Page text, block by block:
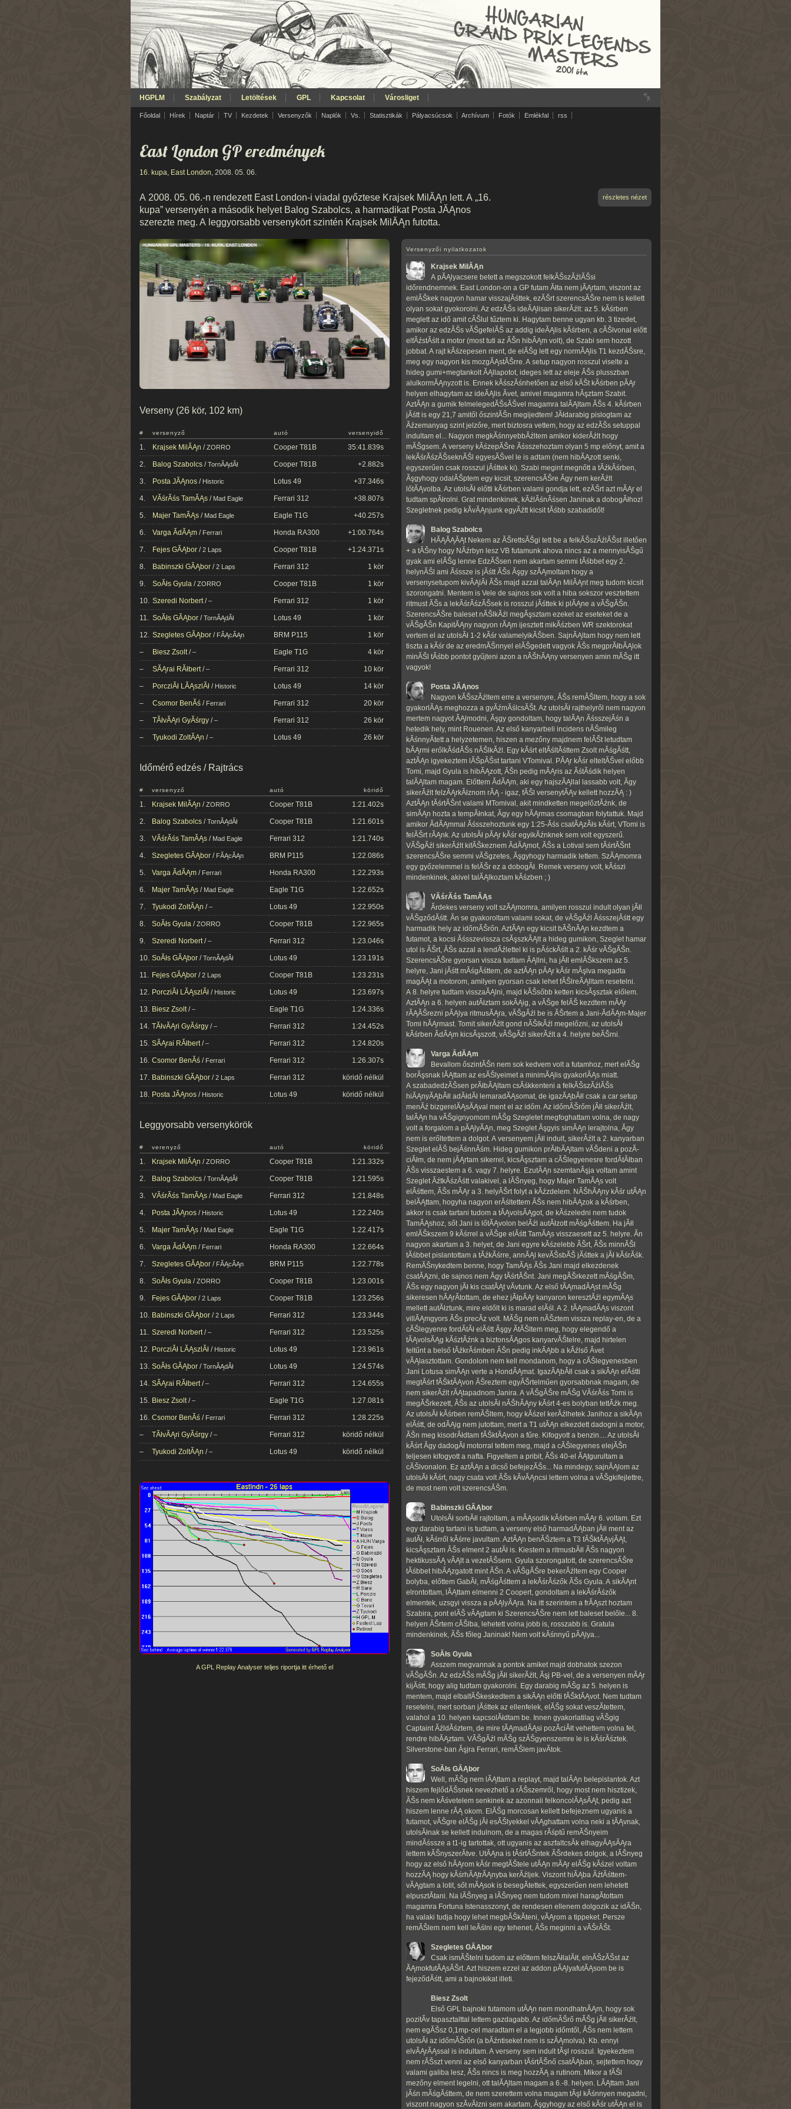
HGPLM Szabályzat Letöltések GPL Kapcsolat Városliget
Főoldal Hírek Naptár TV Kezdetek Versenyzők Naplók Vs. Statisztikák Pályacsúcsok Archívum Fotók Emlékfal rss
East London GP eredmények
16. kupa, East London, 2008. 05. 06.
részletes nézet
A 2008. 05. 06.-n rendezett East London-i viadal győztese Krajsek MilĂĄn lett. A „16.
kupa” versenyén a második helyet Balog Szabolcs, a harmadikat Posta JĂĄnos
szerezte meg. A leggyorsabb versenykört szintén Krajsek MilĂĄn futotta.
Verseny (26 kör, 102 km)
# versenyző autó versenyidő
1. Krajsek MilĂĄn /ZORRO Cooper T81B 35:41.839s
2. Balog Szabolcs /TornĂĄdĂł Cooper T81B +2.882s
3. Posta JĂĄnos / Historic Lotus 49 +37.346s
4. VĂśrĂśs TamĂĄs / Mad Eagle Ferrari 312 +38.807s
5. Majer TamĂĄs / Mad Eagle Eagle T1G +40.257s
6. Varga ĂdĂĄm / Ferrari Honda RA300 +1:00.764s
7. Fejes GĂĄbor /2 Laps Cooper T81B +1:24.371s
8. Babinszki GĂĄbor /2 Laps Ferrari 312 1 kör
9. SoĂłs Gyula /ZORRO Cooper T81B 1 kör
10. Szeredi Norbert/– Ferrari 312 1 kör
11. SoĂłs GĂĄbor /TornĂĄdĂł Lotus 49 1 kör
12. Szegletes GĂĄbor / FĂĄcĂĄn BRM P115 1 kör
– Biesz Zsolt/– Eagle T1G 4 kör
– SĂĄrai RĂłbert/– Ferrari 312 10 kör
– PorcziĂł LĂĄszlĂł / Historic Lotus 49 14 kör
– Csomor BenĂś / Ferrari Ferrari 312 20 kör
– TĂłvĂĄri GyĂśrgy /– Ferrari 312 26 kör
– Tyukodi ZoltĂĄn /– Lotus 49 26 kör
Időmérő edzés / Rajtrács
# versenyző autó köridő
1. Krajsek MilĂĄn /ZORRO Cooper T81B 1:21.402s
2. Balog Szabolcs /TornĂĄdĂł Cooper T81B 1:21.601s
3. VĂśrĂśs TamĂĄs / Mad Eagle Ferrari 312 1:21.740s
4. Szegletes GĂĄbor / FĂĄcĂĄn BRM P115 1:22.086s
5. Varga ĂdĂĄm / Ferrari Honda RA300 1:22.293s
6. Majer TamĂĄs / Mad Eagle Eagle T1G 1:22.652s
7. Tyukodi ZoltĂĄn /– Lotus 49 1:22.950s
8. SoĂłs Gyula /ZORRO Cooper T81B 1:22.965s
9. Szeredi Norbert/– Ferrari 312 1:23.046s
10. SoĂłs GĂĄbor /TornĂĄdĂł Lotus 49 1:23.191s
11. Fejes GĂĄbor /2 Laps Cooper T81B 1:23.231s
12. PorcziĂł LĂĄszlĂł / Historic Lotus 49 1:23.697s
13. Biesz Zsolt/– Eagle T1G 1:24.336s
14. TĂłvĂĄri GyĂśrgy /– Ferrari 312 1:24.452s
15. SĂĄrai RĂłbert/– Ferrari 312 1:24.820s
16. Csomor BenĂś / Ferrari Ferrari 312 1:26.307s
17. Babinszki GĂĄbor /2 Laps Ferrari 312 köridő nélkül
18. Posta JĂĄnos / Historic Lotus 49 köridő nélkül
Leggyorsabb versenykörök
# verenyző autó köridő
1. Krajsek MilĂĄn /ZORRO Cooper T81B 1:21.332s
2. Balog Szabolcs /TornĂĄdĂł Cooper T81B 1:21.595s
3. VĂśrĂśs TamĂĄs / Mad Eagle Ferrari 312 1:21.848s
4. Posta JĂĄnos / Historic Lotus 49 1:22.240s
5. Majer TamĂĄs / Mad Eagle Eagle T1G 1:22.417s
6. Varga ĂdĂĄm / Ferrari Honda RA300 1:22.664s
7. Szegletes GĂĄbor / FĂĄcĂĄn BRM P115 1:22.778s
8. SoĂłs Gyula /ZORRO Cooper T81B 1:23.001s
9. Fejes GĂĄbor /2 Laps Cooper T81B 1:23.256s
10. Babinszki GĂĄbor /2 Laps Ferrari 312 1:23.344s
11. Szeredi Norbert/– Ferrari 312 1:23.525s
12. PorcziĂł LĂĄszlĂł / Historic Lotus 49 1:23.961s
13. SoĂłs GĂĄbor /TornĂĄdĂł Lotus 49 1:24.574s
14. SĂĄrai RĂłbert/– Ferrari 312 1:24.655s
15. Biesz Zsolt/– Eagle T1G 1:27.081s
16. Csomor BenĂś / Ferrari Ferrari 312 1:28.225s
– TĂłvĂĄri GyĂśrgy /– Ferrari 312 köridő nélkül
– Tyukodi ZoltĂĄn /– Lotus 49 köridő nélkül
A GPL Replay Analyser teljes riportja itt érhető el
Versenyzői nyilatkozatok
Krajsek MilĂĄn
A pĂĄlyacsere betett a megszokott felkĂŠszĂźlĂŠsi
időrendnemnek. East London-on a GP futam Ăłta nem jĂĄrtam, viszont az
emlĂŠkek nagyon hamar visszajĂśttek, ezĂŠrt szerencsĂŠre nem is kellett
olyan sokat gyokorolni. Az edzĂŠs ideĂĄlisan sikerĂźlt: az 5. kĂśrben
meglett az idő amit cĂŠlul tűztem ki. Hagytam benne ugyan kb. 3 tizedet,
amikor az edzĂŠs vĂŠgefelĂŠ az addig ideĂĄlis kĂśrben, a cĂŠlvonal előtt
elfĂźstĂślt a motor (most tuti az ĂŠn hibĂĄm volt), de Szabi sem hozott
jobbat. A rajt kĂśzepesen ment, de elĂŠg lett egy normĂĄlis T1 kezdĂŠsre,
meg egy nagyon kis mozgĂĄstĂŠrre. A setup nagyon rosszul viselte a
hideg gumi+megtankolt ĂĄllapotot, ideges lett az eleje ĂŠs plusszban
alulkormĂĄnyzott is. Ennek kĂśszĂśnhetően az első kĂŠt kĂśrben pĂĄr
helyen elhagytam az ideĂĄlis Ă­vet, amivel magamra hĂşztam Szabit.
AztĂĄn a gumik felmelegedĂŠsĂŠvel magamra talĂĄltam ĂŠs 4. kĂśrben
jĂśtt is egy 21,7 amitől őszintĂŠn megijedtem! JĂłdarabig pislogtam az
Ăźzemanyag szint jelzőre, mert biztosra vettem, hogy az edzĂŠs setuppal
indultam el... Nagyon megkĂśnnyebbĂźltem amikor kiderĂźlt hogy
mĂŠgsem. A verseny kĂśzepĂŠre Ăśsszehoztam olyan 5 mp előnyt, amit a
lekĂśrĂśzĂŠseknĂŠl egyesĂŠvel le is adtam (nem hibĂĄzott senki,
egyszerűen csak rosszul jĂśttek ki). Szabi megint megnőtt a tĂźkĂśrben,
Ăşgyhogy odalĂŠptem egy kicsit, szerencsĂŠre Ă­gy nem kerĂźlt
lőtĂĄvolba. Az utolsĂł előtti kĂśrben valami gondja lett, ezĂŠrt azt mĂĄr el
tudtam spĂłrolni. Grat mindenkinek, kĂźlĂśnĂśsen Janinak a dobogĂłhoz!
Szegletnek pedig kĂ­vĂĄnjunk egyĂźtt kicsit tĂśbb szabadidőt!
Balog Szabolcs
HĂĄĂĄĂĄt Nekem az ĂŠrettsĂŠgi tett be a felkĂŠszĂźlĂŠst illetően
+ a tĂŠny hogy NĂźrbyn lesz VB futamunk ahova nincs az a mennyisĂŠgű
gyak ami elĂŠg lenne EdzĂŠsen nem akartam semmi tĂśbbet egy 2.
helynĂŠl ami Ăśssze is jĂśtt ĂŠs Ăşgy szĂĄmoltam hogy a
versenysetupom kivĂĄlĂł ĂŠs majd azzal talĂĄn MilĂĄnt meg tudom kicsit
szorongatni. Mentem is Vele de sajnos sok volt a hiba sokszor vesztettem
ritmust ĂŠs a lekĂśrĂśzĂŠsek is rosszul jĂśttek ki plĂĄne a vĂŠgĂŠn.
SzerencsĂŠre baleset nĂŠlkĂźl megĂşsztam ezeket az eseteket de a
vĂŠgĂŠn KapitĂĄny nagyon rĂĄm ijesztett mikĂśzben WR szektorokat
vertem el az utolsĂł 1-2 kĂśr valamelyikĂŠben. SajnĂĄltam hogy nem lett
tiszta a kĂśr de az eredmĂŠnnyel elĂŠgedett vagyok ĂŠs megprĂłbĂĄlok
minĂŠl tĂśbb pontot gyűjteni azon a nĂŠhĂĄny versenyen amin mĂŠg itt
vagyok!
Posta JĂĄnos
Nagyon kĂŠszĂźltem erre a versenyre, ĂŠs remĂŠltem, hogy a sok
gyakorlĂĄs meghozza a gyĂźmĂślcsĂŠt. Az utolsĂł rajthelyről nem nagyon
mertem nagyot ĂĄlmodni, Ăşgy gondoltam, hogy talĂĄn ĂśsszejĂśn a
hetedik hely, mint Rouenen. Az első kanyarbeli incidens nĂŠmileg
kĂśnnyĂ­tett a helyzetemen, hiszen a mezőny majdnem felĂŠt letudtam
bĂĄrmi erőlkĂśdĂŠs nĂŠlkĂźl. Egy kĂśrt eltĂśltĂśttem Zsolt mĂśgĂśtt,
aztĂĄn igyekeztem lĂŠpĂŠst tartani VTomival. PĂĄr kĂśr elteltĂŠvel előbb
Tomi, majd Gyula is hibĂĄzott, ĂŠn pedig mĂĄris az ĂśtĂśdik helyen
talĂĄltam magam. Előttem ĂdĂĄm, aki egy hajszĂĄllal lassabb volt, Ă­gy
sikerĂźlt felzĂĄrkĂłznom rĂĄ - igaz, fĂŠl versenytĂĄv kellett hozzĂĄ : )
AztĂĄn tĂśrtĂŠnt valami MTomival, akit mindketten megelőztĂźnk, de
simĂĄn hozta a tempĂłnkat, Ă­gy egy hĂĄrmas csomagban folytattuk. Majd
amikor ĂdĂĄmmal Ăśsszehoztunk egy 1:25-Ăśs csatĂĄzĂłs kĂśrt, VTomi is
felĂŠrt rĂĄnk. Az utolsĂł pĂĄr kĂśr egyikĂźnknek sem volt egyszerű.
VĂŠgĂźl sikerĂźlt kifĂŠkeznem ĂdĂĄmot, ĂŠs a Lotival sem tĂśrtĂŠnt
szerencsĂŠre semmi vĂŠgzetes, Ăşgyhogy harmadik lettem. SzĂĄmomra
egy győzelemmel is felĂŠr ez a dobogĂł. Remek verseny volt, kĂśszi
mindenkinek, akivel talĂĄlkoztam kĂśzben ; )
VĂśrĂśs TamĂĄs
Ărdekes verseny volt szĂĄmomra, amilyen rosszul indult olyan jĂłl
vĂŠgződĂśtt. Ăn se gyakoroltam valami sokat, de vĂŠgĂźl ĂśsszejĂśtt egy
harmadik hely az időmĂŠrőn. AztĂĄn egy kicsit bĂŠnĂĄn kezdtem a
futamot, a kocsi Ăśsszevissza csĂşszkĂĄlt a hideg gumikon, Szeglet hamar
utol is ĂŠrt, ĂŠs azzal a lendĂźlettel ki is pĂśckĂślt a 2. kĂśr vĂŠgĂŠn.
SzerencsĂŠre gyorsan vissza tudtam ĂĄllni, ha jĂłl emlĂŠkszem az 5.
helyre, Jani jĂśtt mĂśgĂśttem, de aztĂĄn pĂĄr kĂśr mĂşlva megadta
magĂĄt a motorom, amilyen gyorsan csak lehet fĂŠlreĂĄlltam resetelni.
A 8. helyre tudtam visszaĂĄlni, majd kĂŠsőbb ketten kicsĂşsztak előlem.
AztĂĄn a 6. helyen autĂłztam sokĂĄig, a vĂŠge felĂŠ kezdtem mĂĄr
rĂĄĂŠrezni pĂĄlya ritmusĂĄra, vĂŠgĂźl be is ĂŠrtem a Jani-ĂdĂĄm-Majer
Tomi hĂĄrmast. Tomit sikerĂźlt gond nĂŠlkĂźl megelőzni, az utolsĂł
kĂśrben ĂdĂĄm kicsĂşszott, vĂŠgĂźl sikerĂźlt a 4. helyre beĂŠrni.
Varga ĂdĂĄm
Bevallom őszintĂŠn nem sok kedvem volt a futamhoz, mert elĂŠg
borĂşsnak lĂĄttam az esĂŠlyeimet a minimĂĄlis gyakorlĂĄs miatt.
A szabadedzĂŠsen prĂłbĂĄltam csĂśkkenteni a felkĂŠszĂźlĂŠs
hiĂĄnyĂĄbĂłl adĂłdĂł lemaradĂĄsomat, de igazĂĄbĂłl csak a car setup
menĂź bizgerelĂĄsĂĄval ment el az időm. Az időmĂŠrőm jĂłl sikerĂźlt,
talĂĄn ha vĂŠgignyomom mĂŠg Szegletet megfoghattam volna, de nagy
volt a forgalom a pĂĄlyĂĄn, meg Szeglet Ăşgyis simĂĄn lerajtolna, Ă­gy
nem is erőltettem a dolgot. A versenyem jĂłl indult, sikerĂźlt a 2. kanyarban
Szeglet elĂŠ bejĂśnnĂśm. Hideg gumikon prĂłbĂĄltam vĂŠdeni a pozĂ­
ciĂłm, de nem jĂĄrtam sikerrel, kicsĂşsztam a cĂŠlegyenesre fordĂ­tĂłban
ĂŠs visszaestem a 6. vagy 7. helyre. EzutĂĄn szemtanĂşja voltam amint
Szeglet ĂźtkĂśzĂśtt valakivel, a lĂŠnyeg, hogy Majer TamĂĄs volt
elĂśttem, ĂŠs mĂĄr a 3. helyĂŠrt folyt a kĂźzdelem. NĂŠhĂĄny kĂśr utĂĄn
belĂĄttam, hogyha nagyon erĂśltettem ĂŠs nem hibĂĄzok a kĂśrben,
akkor is csak tartani tudom a tĂĄvolsĂĄgot, de kĂśzeledni nem tudok
TamĂĄshoz, sőt Jani is lőtĂĄvolon belĂźl autĂłzott mĂśgĂśttem. Ha jĂłl
emlĂŠkszem 9 kĂśrrel a vĂŠge elĂśtt TamĂĄs visszaesett az 5. helyre. Ăn
nagyon akartam a 3. helyet, de Jani egyre kĂśzelebb ĂŠrt, ĂŠs minnĂŠl
tĂśbbet pislantottam a tĂźkĂśrre, annĂĄl kevĂŠsbĂŠ jĂśttek a jĂł kĂśrĂśk.
RemĂŠnykedtem benne, hogy TamĂĄs ĂŠs Jani majd elkezdenek
csatĂĄzni, de sajnos nem Ă­gy tĂśrtĂŠnt. Jani megĂŠrkezett mĂśgĂŠm,
ĂŠs egy nagyon jĂł kis csatĂĄt vĂ­vtunk. Az első tĂĄmadĂĄst mĂŠg
sikeresen hĂĄrĂ­tottam, de ehez jĂłpĂĄr kanyaron keresztĂźl egymĂĄs
mellett autĂłztunk, mire eldőlt ki is marad elĂśl. A 2. tĂĄmadĂĄs viszont
villĂĄmgyors ĂŠs precĂ­z volt. MĂŠg nem nĂŠztem vissza replay-en, de a
cĂŠlegyenre fordĂ­tĂł elĂśtt Ăşgy Ă­tĂŠltem meg, hogy elegendő a
tĂĄvolsĂĄg kĂśztĂźnk a biztonsĂĄgos kanyarvĂŠtelre, majd hirtelen
feltűnt a belső tĂźkrĂśmben ĂŠn pedig inkĂĄbb a kĂźlső Ă­vet
vĂĄlasztottam. Gondolom nem kell mondanom, hogy a cĂŠlegyenesben
Jani Lotusa simĂĄn verte a HondĂĄmat. IgazĂĄbĂłl csak a sikĂĄn elĂśtti
megtĂśrt fĂŠktĂĄvon ĂŠreztem egyĂŠrtelműen gyorsabbnak magam, de
nem sikerĂźlt rĂĄtapadnom Janira. A vĂŠgĂŠre mĂŠg VĂśrĂśs Tomi is
megĂŠrkezett, ĂŠs az utolsĂł nĂŠhĂĄny kĂśrt 4-es bolyban tettĂźk meg.
Az utolsĂł kĂśrben remĂŠltem, hogy kĂśzel kerĂźlhetek Janihoz a sikĂĄn
elĂśtt, de odĂĄig nem jutottam, mert a T1 utĂĄn elkezdett dadogni a motor,
ĂŠn meg kisodrĂłdtam fĂŠktĂĄvon a fűre. Kifogyott a benzin.... Az utolsĂł
kĂśrt Ă­gy dadogĂł motorral tettem meg, majd a cĂŠlegyenes elejĂŠn
teljesen kifogyott a nafta. Figyeltem a pribit, ĂŠs 40-el ĂĄtgurultam a
cĂŠlvonalon. Ez aztĂĄn a dicső befejezĂŠs... Na mindegy, sajnĂĄlom az
utolsĂł kĂśrt, nagy csata volt ĂŠs kĂ­vĂĄncsi lettem volna a vĂŠgkifejlettre,
de most nem volt szerencsĂŠm.
Babinszki GĂĄbor
UtolsĂł sorbĂłl rajtoltam, a mĂĄsodik kĂśrben mĂĄr 6. voltam. Ezt
egy darabig tartani is tudtam, a verseny első harmadĂĄban jĂłl ment az
autĂł, kĂśrről kĂśrre javultam. AztĂĄn benĂŠztem a T3 fĂŠktĂĄvjĂĄt,
kicsĂşsztam ĂŠs elment 2 autĂł is. Kiestem a ritmusbĂłl ĂŠs nagyon
hektikussĂĄ vĂĄlt a vezetĂŠsem. Gyula szorongatott, de szerencsĂŠre
tĂśbbet hibĂĄzgatott mint ĂŠn. A vĂŠgĂŠre bekerĂźltem egy Cooper
bolyba, előttem GabĂł, mĂśgĂśttem a lekĂśrĂśzők ĂŠs Gyula. A sikĂĄnt
elrontottam, lĂĄttam elmenni 2 Coopert, gondoltam a lekĂśrĂśzők
elmentek, uzsgyi vissza a pĂĄlyĂĄra. Na itt szerintem a frĂĄszt hoztam
Szabira, pont elĂŠ vĂĄgtam ki SzerencsĂŠre nem lett baleset belőle... 8.
helyen ĂŠrtem cĂŠlba, lehetett volna jobb is, rosszabb is. Gratula
mindenkinek, ĂŠs főleg Janinak! Nem volt kĂśnnyű pĂĄlya...
SoĂłs Gyula
Asszem megvannak a pontok amiket majd dobhatok szezon
vĂŠgĂŠn. Az edzĂŠs mĂŠg jĂłl sikerĂźlt, Ăşj PB-vel, de a versenyen mĂĄr
kijĂśtt, hogy alig tudtam gyakorolni. Egy darabig mĂŠg az 5. helyen is
mentem, majd elbalfĂŠkeskedtem a sikĂĄn előtti fĂŠktĂĄvot. Nem tudtam
resetelni, mert sorban jĂśttek az ellenfelek, elĂŠg sokat veszĂ­tettem,
valahol a 10. helyen kapcsolĂłdtam be. Innen gyakorlatilag vĂŠgig
Captaint ĂźldĂśztem, de mire tĂĄmadĂĄsi pozĂ­ciĂłt vehettem volna fel,
rendre hibĂĄztam. VĂŠgĂźl mĂŠg szĂŠgyenszemre le is kĂśrĂśztek.
Silverstone-ban Ăşjra Ferrari, remĂŠlem javĂ­tok.
SoĂłs GĂĄbor
Well, mĂŠg nem lĂĄttam a replayt, majd talĂĄn belepislantok. Azt
hiszem fejlődĂŠsnek nevezhető a rĂŠszemről, hogy most nem hisztizek,
ĂŠs nem kĂśvetelem senkinek az azonnali felkoncolĂĄsĂĄt, pedig azt
hiszem lenne rĂĄ okom. ElĂŠg morcosan kellett befejeznem ugyanis a
futamot, vĂŠgre elĂŠg jĂł esĂŠlyekkel vĂĄghattam volna neki a tĂĄvnak,
utolsĂłnak se kellett indulnom, de a magas rĂśptű remĂŠnyeim
mindĂśssze a t1-ig tartottak, ott ugyanis az aszfaltcsĂ­k elhagyĂĄsĂĄra
lettem kĂŠnyszerĂ­tve. UtĂĄna is tĂśrtĂŠntek ĂŠrdekes dolgok, a lĂŠnyeg
hogy az első hĂĄrom kĂśr megtĂŠtele utĂĄn mĂĄr elĂŠg kĂśzel voltam
hozzĂĄ hogy kĂśrhĂĄtrĂĄnyba kerĂźljek. Viszont hiĂĄba ĂźtĂśttem-
vĂĄgtam a lotit, sőt mĂĄsok is besegĂ­tettek, egyszerűen nem lehetett
elpusztĂ­tani. Na lĂŠnyeg a lĂŠnyeg nem tudom mivel haragĂ­tottam
magamra Fortuna Istenasszonyt, de rendesen ellenem dolgozik az idĂŠn,
ha valaki tudja hogy lehet megbĂŠkĂ­teni, vĂĄrom a tippeket. Persze
remĂŠlem nem kell leĂślni egy tehenet, ĂŠs meginni a vĂŠrĂŠt.
Szegletes GĂĄbor
Csak ismĂŠtelni tudom az előttem felszĂłlalĂłt, elnĂŠzĂŠst az
ĂĄmokfutĂĄsĂŠrt. Azt hiszem ezzel az addon pĂĄlyafutĂĄsom be is
fejeződĂśtt, ami a bajnokikat illeti.
Biesz Zsolt
Első GPL bajnoki futamom utĂĄn nem mondhatnĂĄm, hogy sok
pozitĂ­v tapasztalttal lettem gazdagabb. Az időmĂŠrő mĂŠg jĂłl sikerĂźlt,
nem egĂŠsz 0,1mp-cel maradtam el a legjobb időmtől, ĂŠs nem lettem
utolsĂł az időmĂŠrőn (a bĂźntiseket nem is szĂĄmolva). Kb. ennyi
elvĂĄrĂĄssal is indultam. A verseny sem indult tĂşl rosszul. Igyekeztem
nem rĂŠszt venni az első kanyarban tĂśrtĂŠnő csatĂĄban, sejtettem hogy
valami galiba lesz, ĂŠs nincs is meg hozzĂĄ a rutinom. Mikor a fĂŠl
mezőny elment legelni, ott talĂĄltam magam a 6.-8. helyen. LĂĄttam Jani
jĂśn mĂśgĂśttem, de nem szerettem volna magam tĂşl kĂśnnyen megadni,
viszont nagyon szĂ­vĂłzni sem akartam, Ăşgyhogy az első kĂśr utĂĄn el is